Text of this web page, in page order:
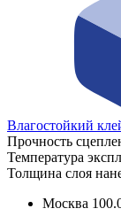
Влагостойкий
Прочность
Температура
Толщина слоя
Москва